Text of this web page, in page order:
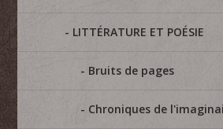
LITTÉRATURE ET POÉSIE
Bruits de pages
Chroniques de